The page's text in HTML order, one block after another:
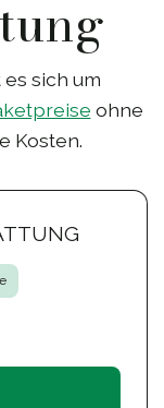
sich um
ohne
Kosten.